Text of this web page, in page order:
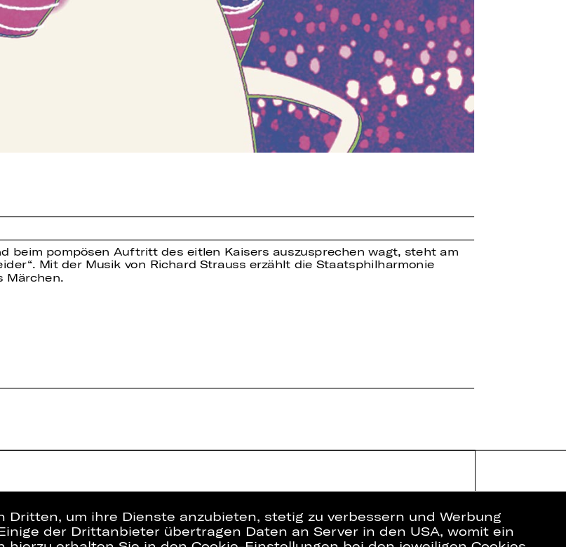
beim pompösen Auftritt des eitlen Kaisers auszusprechen wagt, steht am
Mit der Musik von Richard Strauss erzählt die Staatsphilharmonie
Märchen.
Dritten, um ihre Dienste anzubieten, stetig zu verbessern und Werbung
der Drittanbieter übertragen Daten an Server in den USA, womit ein